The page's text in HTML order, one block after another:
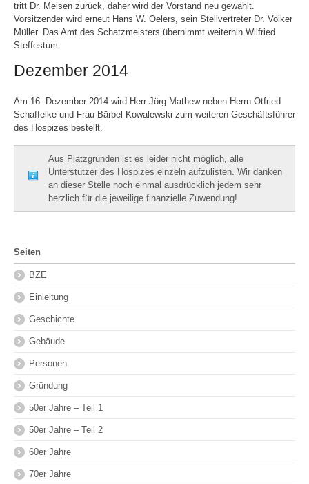
tritt Dr. Meisen zurück, daher wird der Vorstand neu gewählt.
Vorsitzender wird erneut Hans W. Oelers, sein Stellvertreter Dr. Volker
Müller. Das Amt des Schatzmeisters übernimmt weiterhin Wilfried
Steffestum.
Dezember 2014
Am 16. Dezember 2014 wird Herr Jörg Mathew neben Herrn Otfried
Schaffelke und Frau Bärbel Kowalewski zum weiteren Geschäftsführer
des Hospizes bestellt.
Aus Platzgründen ist es leider nicht möglich, alle
Unterstützer des Hospizes einzeln aufzulisten. Wir danken
an dieser Stelle noch einmal ausdrücklich jedem sehr
herzlich für die jeweilige finanzielle Zuwendung!
Seiten
BZE
Einleitung
Geschichte
Gebäude
Personen
Gründung
50er Jahre – Teil 1
50er Jahre – Teil 2
60er Jahre
70er Jahre